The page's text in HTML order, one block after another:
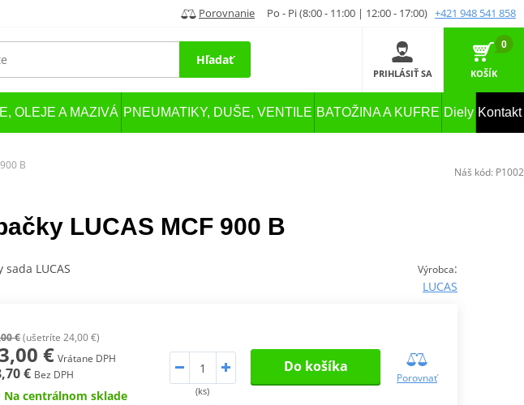
Porovnanie Po - Pi (8:00 - 11:00 | 12:00 - 17:00) +421 948 541 858
Hľadať
PRIHLÁSIŤ SA
0
KOŠÍK
OLEJE A MAZIVÁ PNEUMATIKY, DUŠE, VENTILE BATOŽINA A KUFRE Diely Kontakt
B
LUCAS MCF 900 B
Výrobca:
LUCAS
sada LUCAS
€(ušetríte 24,00 €)
€ Vrátane DPH
€ Bez DPH
Na centrálnom sklade (ks)
Do košíka
Porovnať
Náš kód: P1002